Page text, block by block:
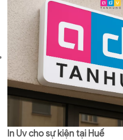
In Uv cho sự kiện tại Huế